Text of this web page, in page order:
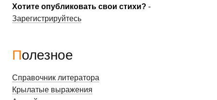
Хотите опубликовать свои стихи? -
Зарегистрируйтесь
Полезное
Справочник литератора
Крылатые выражения